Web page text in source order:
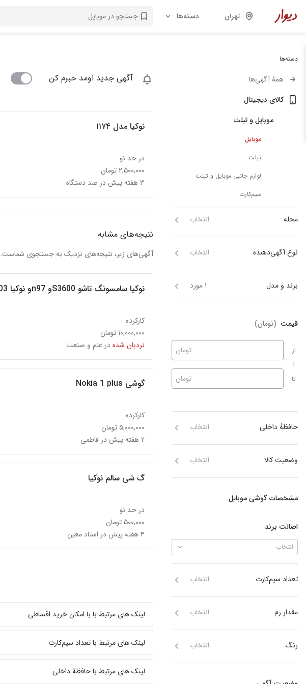
تهران دسته‌ها
دسته‌ها
همهٔ آگهی‌ها
کالای دیجیتال
موبایل و تبلت
موبایل
تبلت
لوازم جانبی موبایل و تبلت
سیم‌کارت
محله انتخاب
نوع آگهی‌دهنده انتخاب
برند و مدل ۱ مورد
قیمت (تومان)
از
تا
تومان
تومان
حافظهٔ داخلی انتخاب
وضعیت کالا انتخاب
مشخصات گوشی موبایل
اصالت برند
انتخاب
تعداد سیم‌کارت انتخاب
مقدار رم انتخاب
رنگ انتخاب
آگهی جدید اومد خبرم کن
نوکیا مدل ۱۱۷۴
در حد نو
۲,۵۰۰,۰۰۰ تومان
۳ هفته پیش در صد دستگاه
نتیجه‌های مشابه
آگهی‌های زیر، نتیجه‌های نزدیک به جستجوی شماست.
نوکیا سامسونگ تاشو S3600و n97و نوکیا 6303
کارکرده
۱۰,۰۰۰,۰۰۰ تومان
نردبان شدهدر علم و صنعت
گوشی Nokia 1 plus
کارکرده
۵,۰۰۰,۰۰۰ تومان
۲ هفته پیش در فاطمی
گ شی سالم نوکیا
در حد نو
۵۰۰,۰۰۰ تومان
۴ هفته پیش در استاد معین
لینک های مرتبط با با امکان خرید اقساطی
لینک های مرتبط با تعداد سیم‌کارت
لینک های مرتبط با حافظهٔ داخلی